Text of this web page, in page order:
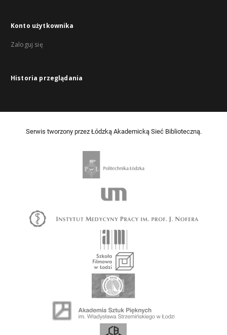
Konto użytkownika
Zaloguj się
Historia przeglądania
Serwis tworzony przez Łódzką Akademicką Sieć Biblioteczną.